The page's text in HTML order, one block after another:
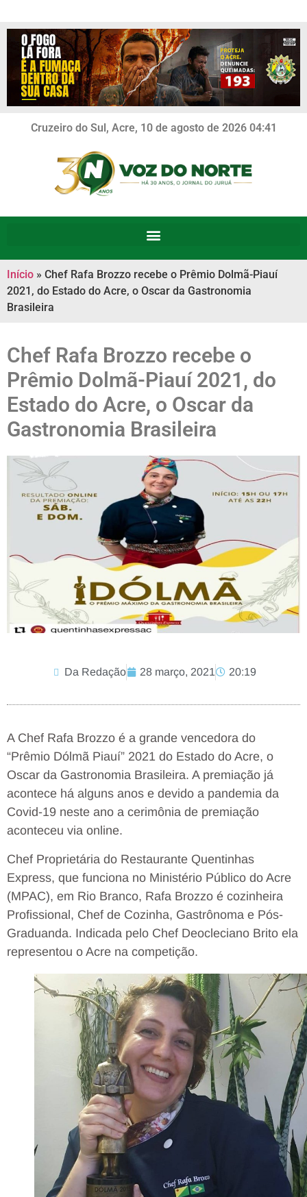
Cruzeiro do Sul, Acre, 10 de agosto de 2026 04:41
Início » Chef Rafa Brozzo recebe o Prêmio Dolmã-Piauí
2021, do Estado do Acre, o Oscar da Gastronomia
Brasileira
Chef Rafa Brozzo recebe o
Prêmio Dolmã-Piauí 2021, do
Estado do Acre, o Oscar da
Gastronomia Brasileira
Da Redação 28 março, 2021 20:19
A Chef Rafa Brozzo é a grande vencedora do
“Prêmio Dólmã Piauí” 2021 do Estado do Acre, o
Oscar da Gastronomia Brasileira. A premiação já
acontece há alguns anos e devido a pandemia da
Covid-19 neste ano a cerimônia de premiação
aconteceu via online.
Chef Proprietária do Restaurante Quentinhas
Express, que funciona no Ministério Público do Acre
(MPAC), em Rio Branco, Rafa Brozzo é cozinheira
Profissional, Chef de Cozinha, Gastrônoma e Pós-
Graduanda. Indicada pelo Chef Deocleciano Brito ela
representou o Acre na competição.